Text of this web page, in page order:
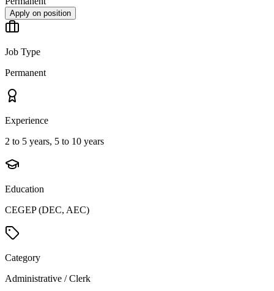
Apply on position
Job Type
Permanent
Experience
2 to 5 years, 5 to 10 years
Education
CEGEP (DEC, AEC)
Category
Administrative / Clerk